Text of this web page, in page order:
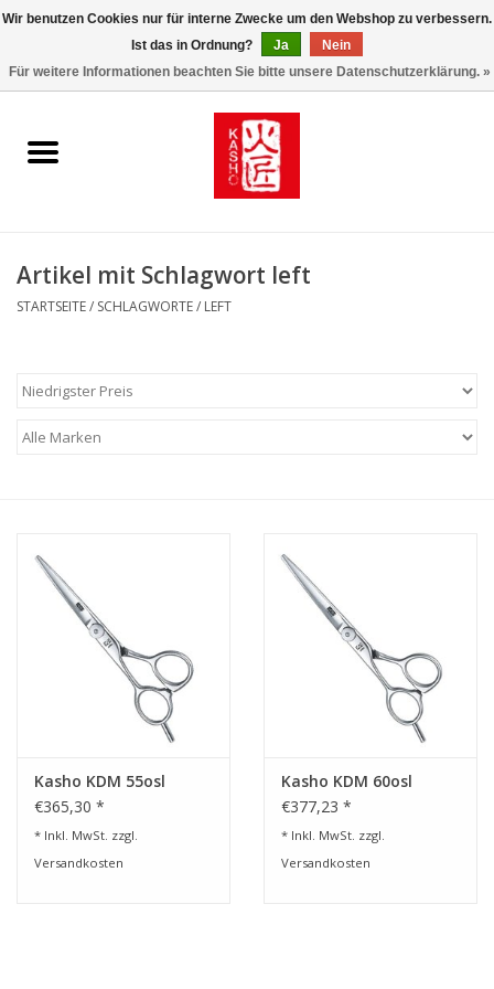
Kasho World Since 1908
Lemonwax_Moonbrush
KENT.SALON Brushes
zu den besten Preisen
Kasho Desinfektion-
Scherenpflege
Geschenkgutscheine
Artikel mit Schlagwort left
STARTSEITE/ SCHLAGWORTE/ LEFT
Kasho KDM 55osl
€365,30 *
* Inkl. MwSt. zzgl.
Versandkosten
Kasho KDM 60osl
€377,23 *
* Inkl. MwSt. zzgl.
Versandkosten
Wir benutzen Cookies nur für interne Zwecke um den Webshop zu verbessern.
Ist das in Ordnung?
Ja
Nein
Für weitere Informationen beachten Sie bitte unsere Datenschutzerklärung. »